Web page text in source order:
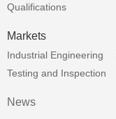
Qualifications
Markets
Industrial Engineering
Testing and Inspection
News